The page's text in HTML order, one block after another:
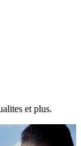
et plus.